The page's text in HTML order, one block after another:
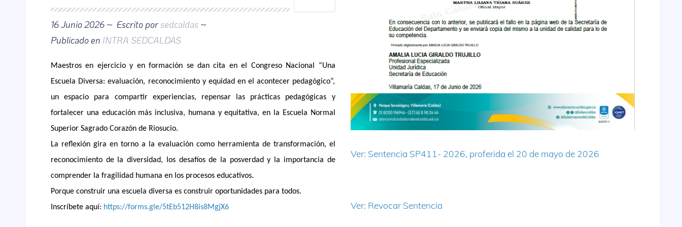
Ver: Sentencia SP411- 2026, proferida el 20 de mayo de 2026
Ver: Revocar Sentencia
16 Junio 2026 ~ Escrito porsedcaldas ~
Publicado en INTRA SEDCALDAS
Maestros en ejercicio y en formación se dan cita en el Congreso Nacional “Una
Escuela Diversa: evaluación, reconocimiento y equidad en el acontecer pedagógico”,
un espacio para compartir experiencias, repensar las prácticas pedagógicas y
fortalecer una educación más inclusiva, humana y equitativa, en la Escuela Normal
Superior Sagrado Corazón de Riosucio.
La reflexión gira en torno a la evaluación como herramienta de transformación, el
reconocimiento de la diversidad, los desafíos de la posverdad y la importancia de
comprender la fragilidad humana en los procesos educativos.
Porque construir una escuela diversa es construir oportunidades para todos.
Inscríbete aquí: https://forms.gle/5tEb512H8is8MgjX6